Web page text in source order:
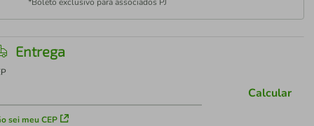
Entrega
sei meu CEP
Calcular